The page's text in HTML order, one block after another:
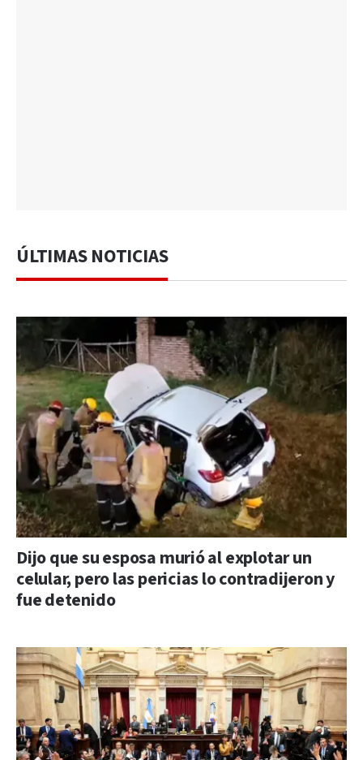
ÚLTIMAS NOTICIAS
Dijo que su esposa murió al explotar un
celular, pero las pericias lo contradijeron y
fue detenido